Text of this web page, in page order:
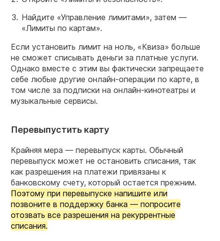
Найдите «Управление лимитами», затем —
«Лимиты по картам».
Если установить лимит на ноль, «Квиза» больше
не сможет списывать деньги за платные услуги.
Однако вместе с этим вы фактически запрещаете
себе любые другие онлайн-операции по карте, в
том числе за подписки на онлайн-кинотеатры и
музыкальные сервисы.
Перевыпустить карту
Крайняя мера — перевыпуск карты. Обычный
перевыпуск может не остановить списания, так
как разрешения на платежи привязаны к
банковскому счету, который остается прежним.
Поэтому при перевыпуске напишите или
позвоните в поддержку банка — попросите
отозвать все разрешения на рекуррентные
списания.